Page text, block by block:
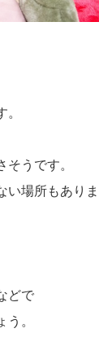
そうです。
い場所もありま
どで
。